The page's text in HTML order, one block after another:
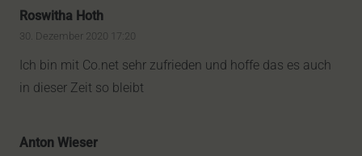
Roswitha Hoth
30. Dezember 2020 17:20
Ich bin mit Co.net sehr zufrieden und hoffe das es auch
in dieser Zeit so bleibt
Anton Wieser